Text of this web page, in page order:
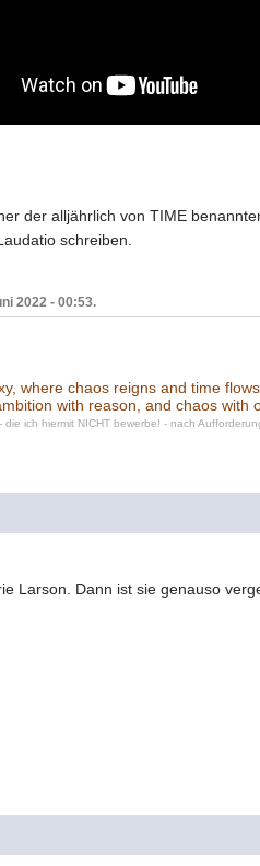
der alljährlich von TIME
schreiben.
2022 - 00:53.
where chaos reigns and time
with reason, and chaos with
ich hiermit NICHT bewerbe! - nach
Larson. Dann ist sie genauso